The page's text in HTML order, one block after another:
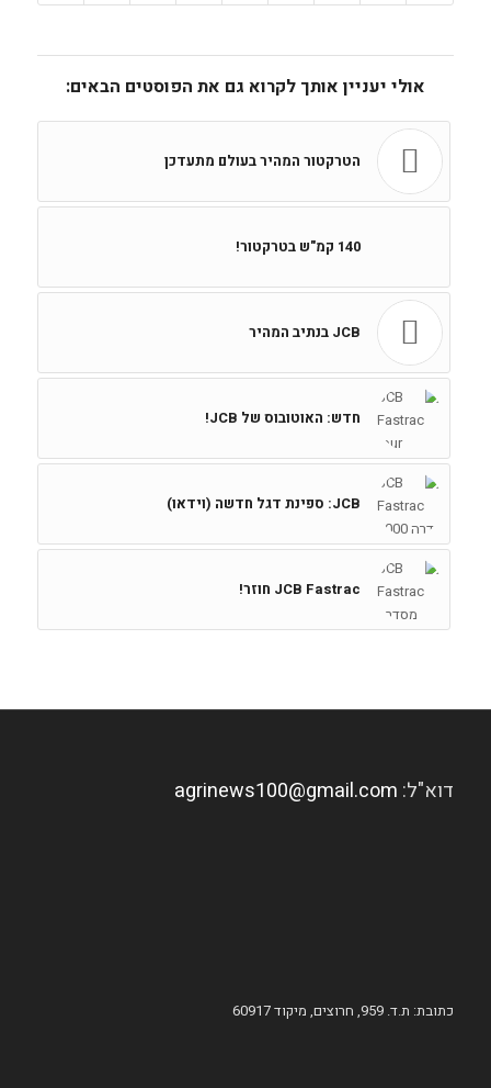
אולי יעניין אותך לקרוא גם את הפוסטים הבאים:
הטרקטור המהיר בעולם מתעדכן
140 קמ"ש בטרקטור!
JCB בנתיב המהיר
חדש: האוטובוס של JCB!
JCB: ספינת דגל חדשה (וידאו)
JCB Fastrac חוזר!
דוא"ל: agrinews100@gmail.com
כתובת: ת.ד. 959, חרוצים, מיקוד 60917